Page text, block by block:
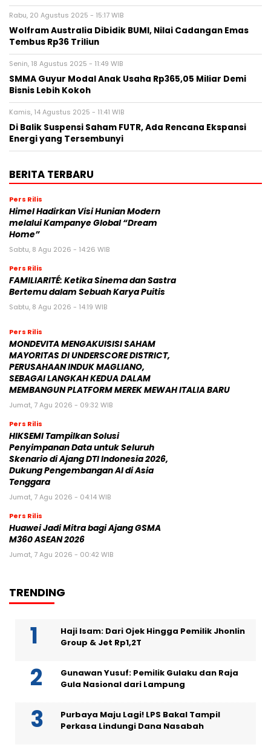
Rabu, 20 Agustus 2025 - 15:17 WIB
Wolfram Australia Dibidik BUMI, Nilai Cadangan Emas
Tembus Rp36 Triliun
Senin, 18 Agustus 2025 - 11:49 WIB
SMMA Guyur Modal Anak Usaha Rp365,05 Miliar Demi
Bisnis Lebih Kokoh
Kamis, 14 Agustus 2025 - 11:41 WIB
Di Balik Suspensi Saham FUTR, Ada Rencana Ekspansi
Energi yang Tersembunyi
BERITA TERBARU
Pers Rilis
Himel Hadirkan Visi Hunian Modern
melalui Kampanye Global “Dream
Home”
Sabtu, 8 Agu 2026 - 14:26 WIB
Pers Rilis
FAMILIARITÉ: Ketika Sinema dan Sastra
Bertemu dalam Sebuah Karya Puitis
Sabtu, 8 Agu 2026 - 14:19 WIB
Pers Rilis
MONDEVITA MENGAKUISISI SAHAM
MAYORITAS DI UNDERSCORE DISTRICT,
PERUSAHAAN INDUK MAGLIANO,
SEBAGAI LANGKAH KEDUA DALAM
MEMBANGUN PLATFORM MEREK MEWAH ITALIA BARU
Jumat, 7 Agu 2026 - 09:32 WIB
Pers Rilis
HIKSEMI Tampilkan Solusi
Penyimpanan Data untuk Seluruh
Skenario di Ajang DTI Indonesia 2026,
Dukung Pengembangan AI di Asia
Tenggara
Jumat, 7 Agu 2026 - 04:14 WIB
Pers Rilis
Huawei Jadi Mitra bagi Ajang GSMA
M360 ASEAN 2026
Jumat, 7 Agu 2026 - 00:42 WIB
TRENDING
Haji Isam: Dari Ojek Hingga Pemilik Jhonlin
Group & Jet Rp1,2T
Gunawan Yusuf: Pemilik Gulaku dan Raja
Gula Nasional dari Lampung
Purbaya Maju Lagi! LPS Bakal Tampil
Perkasa Lindungi Dana Nasabah